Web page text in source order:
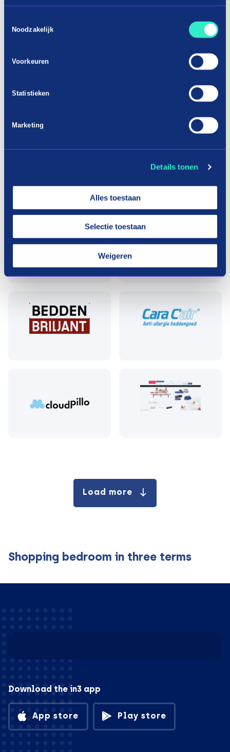
Noodzakelijk
Voorkeuren
Statistieken
Marketing
Details tonen
Alles toestaan
Selectie toestaan
Weigeren
Load more
Shopping bedroom in three terms
Download the in3 app
App store Play store